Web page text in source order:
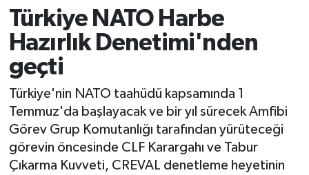
Türkiye NATO Harbe
Hazırlık Denetimi'nden
geçti
Türkiye'nin NATO taahüdü kapsamında 1
Temmuz'da başlayacak ve bir yıl sürecek Amfibi
Görev Grup Komutanlığı tarafından yürüteceği
görevin öncesinde CLF Karargahı ve Tabur
Çıkarma Kuvveti, CREVAL denetleme heyetinin
Eğitim
Ekonomi
Genel
Gündem
Magazin
Tüm Manşetler
Son Dakika Haberleri
Haber Arşivi